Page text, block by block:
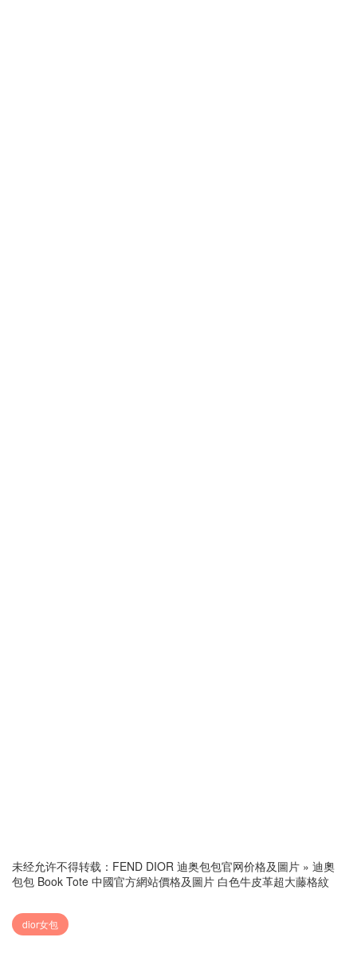
未经允许不得转载： FEND DIOR 迪奥包包官网价格及圖片 » 迪奧
包包 Book Tote 中國官方網站價格及圖片 白色牛皮革超大藤格紋
dior女包